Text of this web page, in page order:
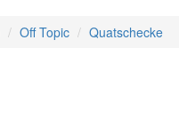
Off Topic Quatschecke